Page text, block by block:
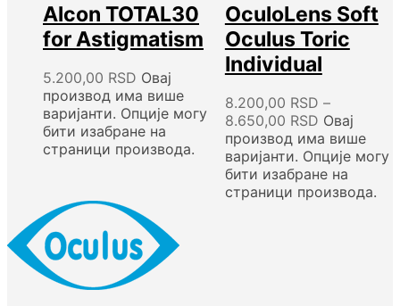
Alcon TOTAL30
for Astigmatism
5.200,00 RSD Овај
производ има више
варијанти. Опције могу
бити изабране на
страници производа.
OculoLens Soft
Oculus Toric
Individual
8.200,00 RSD –
8.650,00 RSD Овај
производ има више
варијанти. Опције могу
бити изабране на
страници производа.